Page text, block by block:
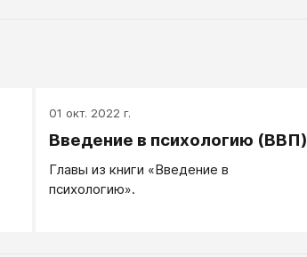
01 окт. 2022 г.
Введение в психологию (ВВП)
Главы из книги «Введение в
психологию».